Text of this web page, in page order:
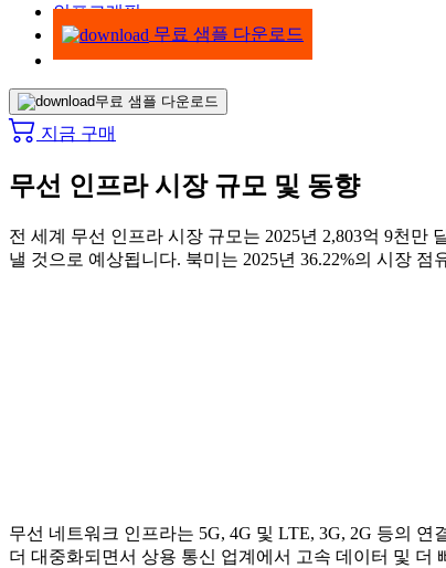
인포그래픽
무료 샘플 다운로드
무료 샘플 다운로드
지금 구매
무선 인프라 시장 규모 및 동향
전 세계 무선 인프라 시장 규모는 2025년 2,803억 9천만
낼 것으로 예상됩니다. 북미는 2025년 36.22%의 시장
무선 네트워크 인프라는 5G, 4G 및 LTE, 3G, 2G 등의
더 대중화되면서 상용 통신 업계에서 고속 데이터 및